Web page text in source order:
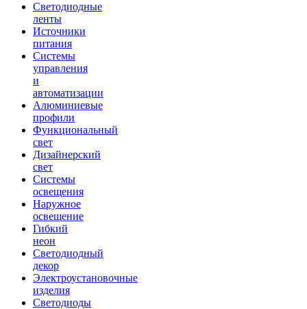
Светодиодные
ленты
Источники
питания
Системы
управления
и
автоматизации
Алюминиевые
профили
Функциональный
свет
Дизайнерский
свет
Системы
освещения
Наружное
освещение
Гибкий
неон
Светодиодный
декор
Электроустановочные
изделия
Светодиоды